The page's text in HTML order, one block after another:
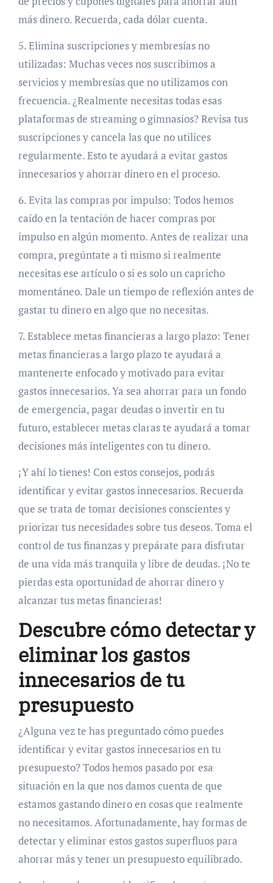
más dinero. Recuerda, cada dólar cuenta.
5. Elimina suscripciones y membresías no
utilizadas: Muchas veces nos suscribimos a
servicios y membresías que no utilizamos con
frecuencia. ¿Realmente necesitas todas esas
plataformas de streaming o gimnasios? Revisa tus
suscripciones y cancela las que no utilices
regularmente. Esto te ayudará a evitar gastos
innecesarios y ahorrar dinero en el proceso.
6. Evita las compras por impulso: Todos hemos
caído en la tentación de hacer compras por
impulso en algún momento. Antes de realizar una
compra, pregúntate a ti mismo si realmente
necesitas ese artículo o si es solo un capricho
momentáneo. Dale un tiempo de reflexión antes de
gastar tu dinero en algo que no necesitas.
7. Establece metas financieras a largo plazo: Tener
metas financieras a largo plazo te ayudará a
mantenerte enfocado y motivado para evitar
gastos innecesarios. Ya sea ahorrar para un fondo
de emergencia, pagar deudas o invertir en tu
futuro, establecer metas claras te ayudará a tomar
decisiones más inteligentes con tu dinero.
¡Y ahí lo tienes! Con estos consejos, podrás
identificar y evitar gastos innecesarios. Recuerda
que se trata de tomar decisiones conscientes y
priorizar tus necesidades sobre tus deseos. Toma el
control de tus finanzas y prepárate para disfrutar
de una vida más tranquila y libre de deudas. ¡No te
pierdas esta oportunidad de ahorrar dinero y
alcanzar tus metas financieras!
Descubre cómo detectar y
eliminar los gastos
innecesarios de tu
presupuesto
¿Alguna vez te has preguntado cómo puedes
identificar y evitar gastos innecesarios en tu
presupuesto? Todos hemos pasado por esa
situación en la que nos damos cuenta de que
estamos gastando dinero en cosas que realmente
no necesitamos. Afortunadamente, hay formas de
detectar y eliminar estos gastos superfluos para
ahorrar más y tener un presupuesto equilibrado.